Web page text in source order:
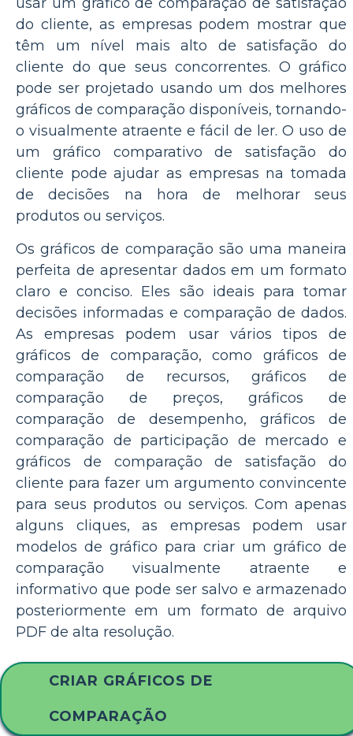
do cliente, as empresas podem mostrar que
têm um nível mais alto de satisfação do
cliente do que seus concorrentes. O gráfico
pode ser projetado usando um dos melhores
gráficos de comparação disponíveis, tornando-
o visualmente atraente e fácil de ler. O uso de
um gráfico comparativo de satisfação do
cliente pode ajudar as empresas na tomada
de decisões na hora de melhorar seus
produtos ou serviços.
Os gráficos de comparação são uma maneira
perfeita de apresentar dados em um formato
claro e conciso. Eles são ideais para tomar
decisões informadas e comparação de dados.
As empresas podem usar vários tipos de
gráficos de comparação, como gráficos de
comparação de recursos, gráficos de
comparação de preços, gráficos de
comparação de desempenho, gráficos de
comparação de participação de mercado e
gráficos de comparação de satisfação do
cliente para fazer um argumento convincente
para seus produtos ou serviços. Com apenas
alguns cliques, as empresas podem usar
modelos de gráfico para criar um gráfico de
comparação visualmente atraente e
informativo que pode ser salvo e armazenado
posteriormente em um formato de arquivo
PDF de alta resolução.
CRIAR GRÁFICOS DE
COMPARAÇÃO